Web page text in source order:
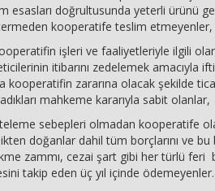
esasları doğrultusunda yeterli ürünü
kooperatife teslim etmeyenler,
işleri ve faaliyetleriyle ilgili
itibarını zedelemek amacıyla
kooperatifin zararına olacak şekilde
mahkeme kararıyla sabit olanlar,
sebepleri olmadan kooperatife
doğanlar dahil tüm borçlarını ve
zammı, cezai şart gibi her türlü feri
takip eden üç yıl içinde